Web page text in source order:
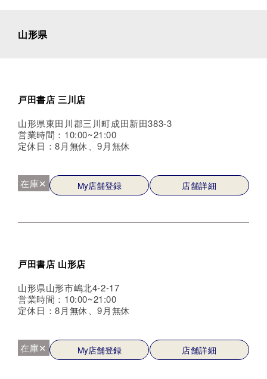
山形県
戸田書店 三川店
山形県東田川郡三川町成田新田383-3
営業時間：10:00~21:00
定休日：8月無休、9月無休
在庫✕ My店舗登録 店舗詳細
戸田書店 山形店
山形県山形市嶋北4-2-17
営業時間：10:00~21:00
定休日：8月無休、9月無休
在庫✕ My店舗登録 店舗詳細